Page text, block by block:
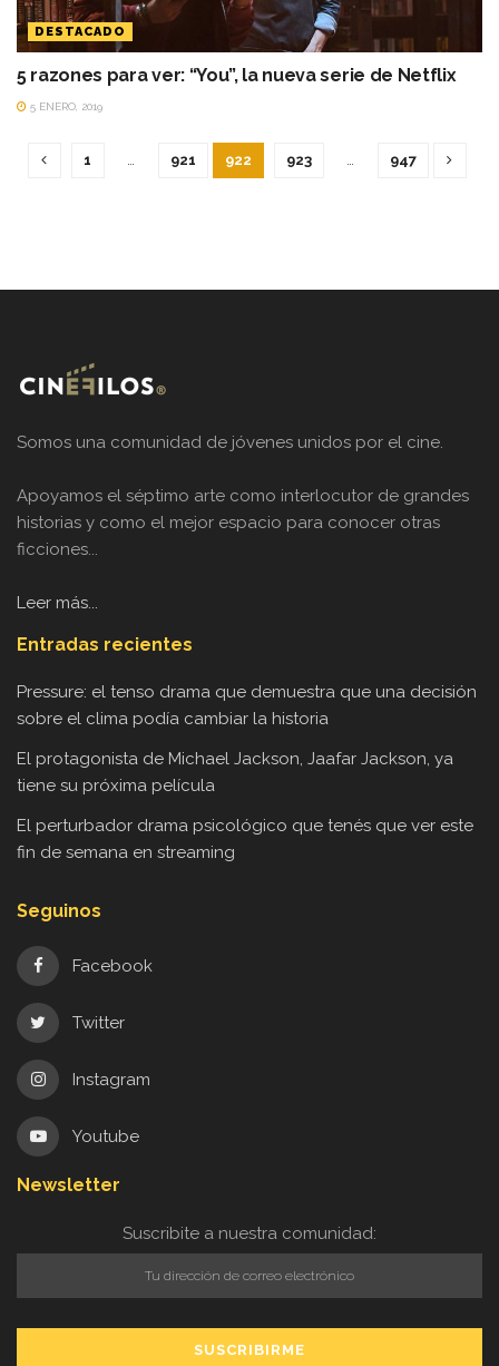
DESTACADO
5 razones para ver: “You”, la nueva serie de Netflix
5 ENERO, 2019
1 921 922 923 947
Somos una comunidad de jóvenes unidos por el cine.
Apoyamos el séptimo arte como interlocutor de grandes
historias y como el mejor espacio para conocer otras
ficciones...
Leer más...
Entradas recientes
Pressure: el tenso drama que demuestra que una decisión
sobre el clima podía cambiar la historia
El protagonista de Michael Jackson, Jaafar Jackson, ya
tiene su próxima película
El perturbador drama psicológico que tenés que ver este
fin de semana en streaming
Seguinos
Facebook
Twitter
Instagram
Youtube
Newsletter
Suscribite a nuestra comunidad: